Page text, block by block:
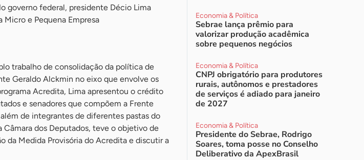
governo federal, presidente Décio Lima
Micro e Pequena Empresa
trabalho de consolidação da política de
Geraldo Alckmin no eixo que envolve os
Acredita, Lima apresentou o crédito
e senadores que compõem a Frente
de integrantes de diferentes pastas do
dos Deputados, teve o objetivo de
da Medida Provisória do Acredita e discutir a
Economia & Política
Sebrae lança prêmio para
valorizar produção acadêmica
sobre pequenos negócios
Economia & Política
CNPJ obrigatório para produtores
rurais, autônomos e prestadores
de serviços é adiado para janeiro
de 2027
Economia & Política
Presidente do Sebrae, Rodrigo
Soares, toma posse no Conselho
Deliberativo da ApexBrasil